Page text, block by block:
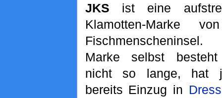
JKS ist eine
Klamotten-Marke
Marke selbst
nicht so lange, hat
bereits Einzug in